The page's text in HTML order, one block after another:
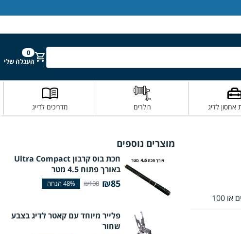
חפש0
העגלה שלי
אחסון לדיג רולרים מדריכים לדייג
מוצרים נוספים
חכת בוס קרבון Ultra Compact
באורך פתוח 4.5 מטר
₪85
₪100
פלייר מיוחד עם קאטר לדיג בצבע
שחור